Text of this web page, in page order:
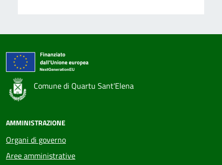
Comune di Quartu Sant'Elena
AMMINISTRAZIONE
Organi di governo
Aree amministrative